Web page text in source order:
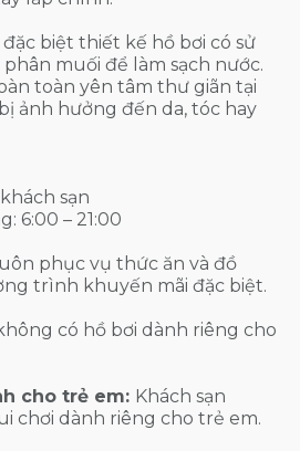
đặc biệt thiết kế hồ bơi có sử
muối để làm sạch nước.
toàn yên tâm thư giãn tại
ảnh hưởng đến da, tóc hay
sạn
6:00 – 21:00
phục vụ thức ăn và đồ
trình khuyến mãi đặc biệt.
có hồ bơi dành riêng cho
cho trẻ em: Khách sạn
chơi dành riêng cho trẻ em.